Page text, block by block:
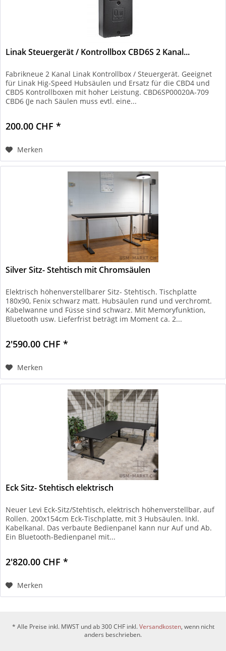
Linak Steuergerät / Kontrollbox CBD6S 2 Kanal...
Fabrikneue 2 Kanal Linak Kontrollbox / Steuergerät. Geeignet
für Linak Hig-Speed Hubsäulen und Ersatz für die CBD4 und
CBD5 Kontrollboxen mit hoher Leistung. CBD6SP00020A-709
CBD6 (Je nach Säulen muss evtl. eine...
200.00 CHF *
Merken
Silver Sitz- Stehtisch mit Chromsäulen
Elektrisch höhenverstellbarer Sitz- Stehtisch. Tischplatte
180x90, Fenix schwarz matt. Hubsäulen rund und verchromt.
Kabelwanne und Füsse sind schwarz. Mit Memoryfunktion,
Bluetooth usw. Lieferfrist beträgt im Moment ca. 2...
2'590.00 CHF *
Merken
Eck Sitz- Stehtisch elektrisch
Neuer Levi Eck-Sitz/Stehtisch, elektrisch höhenverstellbar, auf
Rollen. 200x154cm Eck-Tischplatte, mit 3 Hubsäulen. Inkl.
Kabelkanal. Das verbaute Bedienpanel kann nur Auf und Ab.
Ein Bluetooth-Bedienpanel mit...
2'820.00 CHF *
Merken
* Alle Preise inkl. MWST und ab 300 CHF inkl.Versandkosten, wenn nicht
anders beschrieben.